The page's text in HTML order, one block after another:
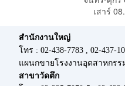
เสาร์
สำนักงานใหญ่
โทร : 02-438-7783 , 02-437-
แผนกขายโรงงานอุตสาหกรรม
สาขาวัดตึก